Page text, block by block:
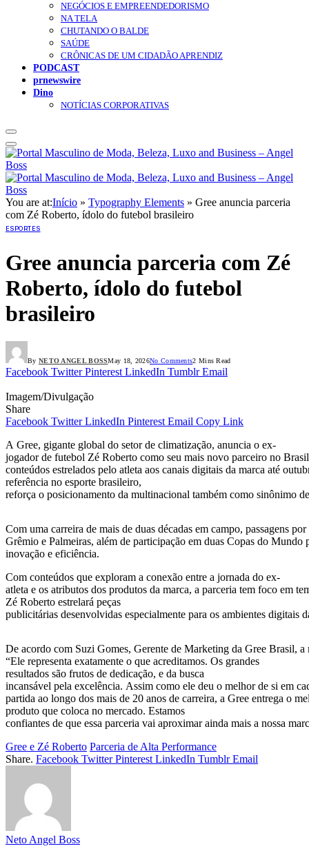
NEGÓCIOS E EMPREENDEDORISMO
NA TELA
CHUTANDO O BALDE
SAÚDE
CRÔNICAS DE UM CIDADÃO APRENDIZ
PODCAST
prnewswire
Dino
NOTÍCIAS CORPORATIVAS
You are at:Início » Typography Elements » Gree anuncia parceria
com Zé Roberto, ídolo do futebol brasileiro
ESPORTES
Gree anuncia parceria com Zé
Roberto, ídolo do futebol
brasileiro
By NETO ANGEL BOSSMay 18, 2026No Comments2 Mins Read
Facebook Twitter Pinterest LinkedIn Tumblr Email
Imagem/Divulgação
Share
Facebook Twitter LinkedIn Pinterest Email Copy Link
A Gree, gigante global do setor de climatização, anuncia o ex-
jogador de futebol Zé Roberto como seu mais novo parceiro no
conteúdos estrelados pelo atleta aos canais digitais da marca até
referência no esporte brasileiro,
reforça o posicionamento da multinacional também como sinônimo
Com uma carreira de mais de duas décadas em campo, passagens
Grêmio e Palmeiras, além de participação em duas Copas do
inovação e eficiência.
Com conteúdos que exploram a conexão entre a jornada do ex-
atleta e os atributos dos produtos da marca, a parceria tem foco em
Zé Roberto estrelará peças
publicitárias desenvolvidas especialmente para os ambientes
De acordo com Suzi Gomes, Gerente de Marketing da Gree Brasil,
“Ele representa exatamente o que acreditamos. Os grandes
resultados são frutos de dedicação, e da busca
incansável pela excelência. Assim como ele deu o melhor de si em
partida ao longo dos mais de 20 anos de carreira, a Gree entrega o
produto que coloca no mercado. Estamos
confiantes de que essa parceria vai aproximar ainda mais a nossa
Gree e Zé Roberto Parceria de Alta Performance
Share. Facebook Twitter Pinterest LinkedIn Tumblr Email
Neto Angel Boss